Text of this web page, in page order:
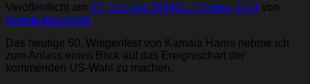
Veröffentlicht am 20. Oktober 202421. Oktober 2024 von
Brigitte Berchtold
Das heutige 60. Wiegenfest von Kamala Harris nehme ich
zum Anlass einen Blick auf das Ereignischart der
kommenden US-Wahl zu machen.